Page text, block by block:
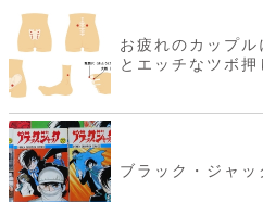
お疲れのカップ
とエッチなツボ押
ブラック・ジャッ